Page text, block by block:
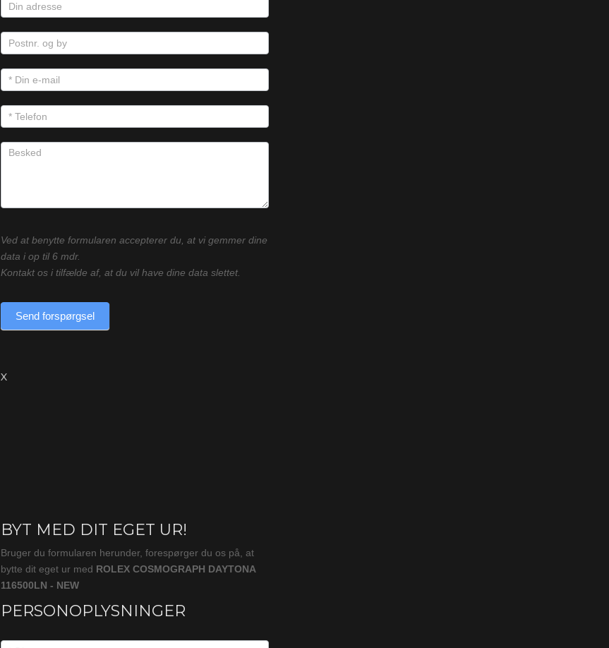
Ved at benytte formularen accepterer du, at vi gemmer dine
data i op til 6 mdr.
Kontakt os i tilfælde af, at du vil have dine data slettet.
Send forspørgsel
X
Byt
BYT MED DIT EGET UR!
Bruger du formularen herunder, forespørger du os på, at
bytte dit eget ur med ROLEX COSMOGRAPH DAYTONA
116500LN - NEW
PERSONOPLYSNINGER